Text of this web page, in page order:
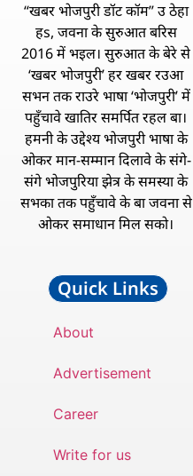
“खबर भोजपुरी डॉट कॉम” उ ठेहा
हs, जवना के सुरुआत बरिस
2016 में भइल। सुरुआत के बेरे से
‘खबर भोजपुरी’ हर खबर रउआ
सभन तक राउरे भाषा ‘भोजपुरी’ में
पहुँचावे खातिर समर्पित रहल बा।
हमनी के उद्देश्य भोजपुरी भाषा के
ओकर मान-सम्मान दिलावे के संगे-
संगे भोजपुरिया झेत्र के समस्या के
सभका तक पहुँचावे के बा जवना से
ओकर समाधान मिल सको।
Quick Links
About
Advertisement
Career
Write for us